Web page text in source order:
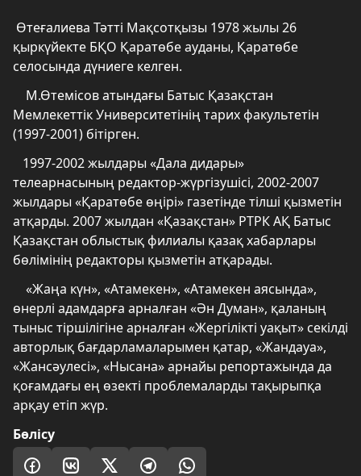
Өтеғалиева Тәтті Мақсотқызы 1978 жылы 26
қыркүйекте БҚО Қаратөбе ауданы, Қаратөбе
селосында дүниеге келген.
М.Өтемісов атындағы Батыс Қазақстан
Мемлекеттік Университетінің тарих факультетін
(1997-2001) бітірген.
1997-2002 жылдары «Дала дидары»
телеарнасының редактор-жүргізушісі, 2002-2007
жылдары «Қаратөбе өңірі» газетінде тілші қызметін
атқарды. 2007 жылдан «Қазақстан» РТРК АҚ Батыс
Қазақстан облыстық филиалы қазақ хабарлары
бөлімінің редакторы қызметін атқарады.
«Жаңа күн», «Атамекен», «Атамекен аясында»,
өнерлі адамдарға арналған «Ән Думан», қаланың
тыныс тіршілігіне арналған «Жергілікті уақыт» секілді
авторлық бағдарламаларымен қатар, «Жандауа»,
«Жансәулесі», «Нысана» арнайы репортажында да
қоғамдағы ең өзекті проблемаларды тақырыпқа
арқау етіп жүр.
Бөлісу